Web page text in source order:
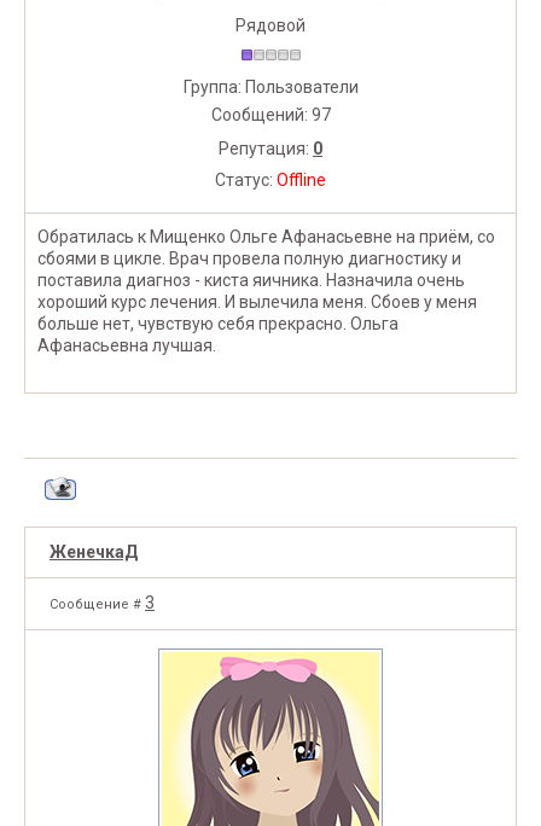
Рядовой
Группа: Пользователи
Сообщений: 97
Репутация: 0
Статус: Offline
Обратилась к Мищенко Ольге Афанасьевне на приём, со
сбоями в цикле. Врач провела полную диагностику и
поставила диагноз - киста яичника. Назначила очень
хороший курс лечения. И вылечила меня. Сбоев у меня
больше нет, чувствую себя прекрасно. Ольга
Афанасьевна лучшая.
ЖенечкаД
Сообщение # 3